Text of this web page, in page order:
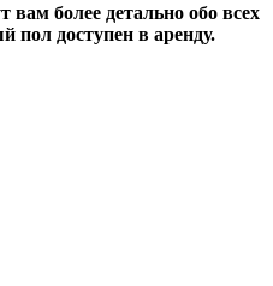
более детально обо всех
пол доступен в аренду.